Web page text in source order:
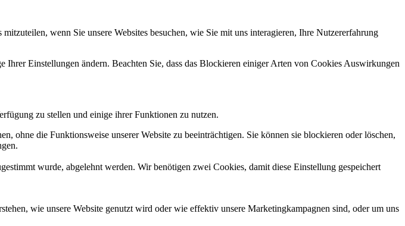
wenn Sie unsere Websites besuchen, wie Sie mit uns interagieren, Ihre Nutzererfahrung
Einstellungen ändern. Beachten Sie, dass das Blockieren einiger Arten von Cookies Auswirkungen
zu stellen und einige ihrer Funktionen zu nutzen.
ohne die Funktionsweise unserer Website zu beeinträchtigen. Sie können sie blockieren oder löschen,
wurde, abgelehnt werden. Wir benötigen zwei Cookies, damit diese Einstellung gespeichert
wie unsere Website genutzt wird oder wie effektiv unsere Marketingkampagnen sind, oder um uns